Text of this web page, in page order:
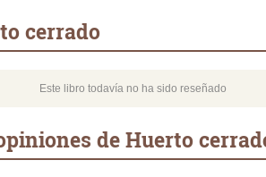
cerrado
Este libro todavía no ha sido reseñado
de Huerto